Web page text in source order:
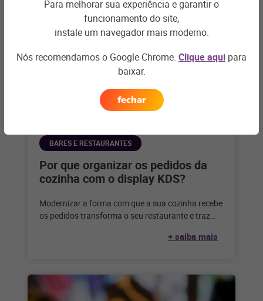
BARES E RESTAURANTES
Por que organizar os pedidos da
cozinha com o display KDS?
Modernizar a forma com que a sua cozinha recebe
os pedidos transforma o seu restaurante e traz
+ saiba mais
Para melhorar sua experiência e garantir o
funcionamento do site,
instale um navegador mais moderno.
Nós recomendamos o Google Chrome. Clique aqui para
baixar.
fechar